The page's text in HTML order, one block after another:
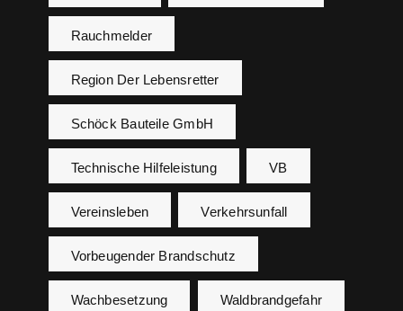
Rauchmelder
Region Der Lebensretter
Schöck Bauteile GmbH
Technische Hilfeleistung VB
Vereinsleben Verkehrsunfall
Vorbeugender Brandschutz
Wachbesetzung Waldbrandgefahr